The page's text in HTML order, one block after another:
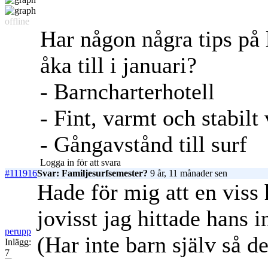
offline
Har någon några tips
åka till i januari?
- Barncharterhotell
- Fint, varmt och stabilt
- Gångavstånd till surf
Logga in för att svara
#111916Svar: Familjesurfsemester? 9 år, 11 månader sen
perupp
Inlägg:
7
Hade för mig att en viss
jovisst jag hittade hans
(Har inte barn själv så